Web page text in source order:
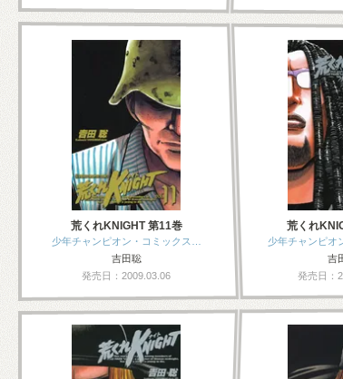
荒くれKNIGHT 第11巻
少年チャンピオン・コミックス…
吉田聡
発売日：2009.03.06
荒くれ
少年チャンピオ
吉
発売日：